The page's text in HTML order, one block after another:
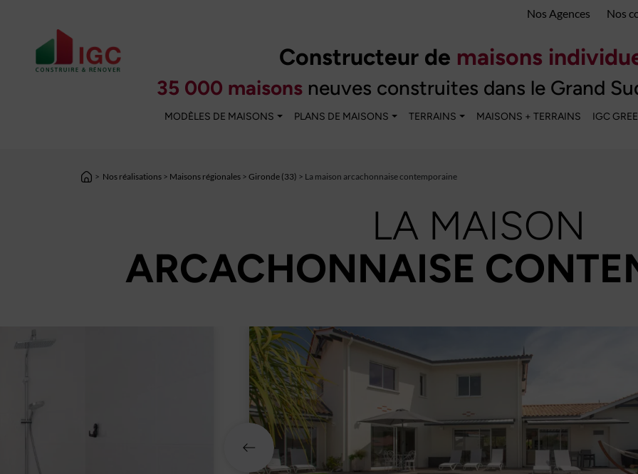
Nos Agences Nos
Constructeur de maisons
35 000 maisonsneuves construites dans le Grand
MODÈLES DE MAISONS PLANS DE MAISONS TERRAINS MAISONS + TERRAINS IGC
> Nos réalisations > Maisons régionales > Gironde (33) > La maison arcachonnaise contemporaine
LA MAISON
ARCACHONNAISE